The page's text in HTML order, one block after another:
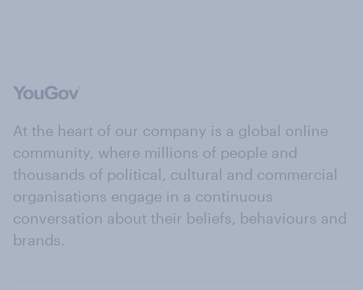
At the heart of our company is a global online
community, where millions of people and
thousands of political, cultural and commercial
organisations engage in a continuous
conversation about their beliefs, behaviours and
brands.